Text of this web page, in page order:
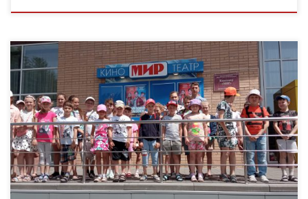
20 июня 2022 г. дети, посещающие лагерь дневного
пребывания «Звёздочка» при МБОУ ДО Жердевском ДДТ
посетили кинотеатр, где для них был продемонстрирован
фильм «Кощей – […]